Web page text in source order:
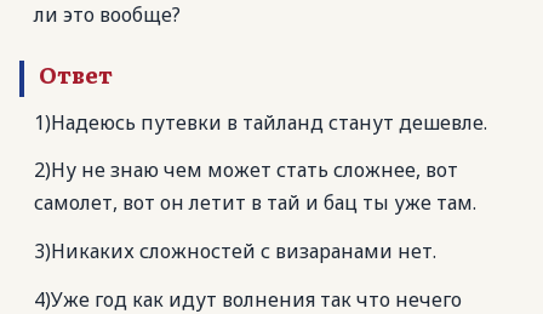
ли это вообще?
Ответ
1)Надеюсь путевки в тайланд станут дешевле.
2)Ну не знаю чем может стать сложнее, вот
самолет, вот он летит в тай и бац ты уже там.
3)Никаких сложностей с визаранами нет.
4)Уже год как идут волнения так что нечего